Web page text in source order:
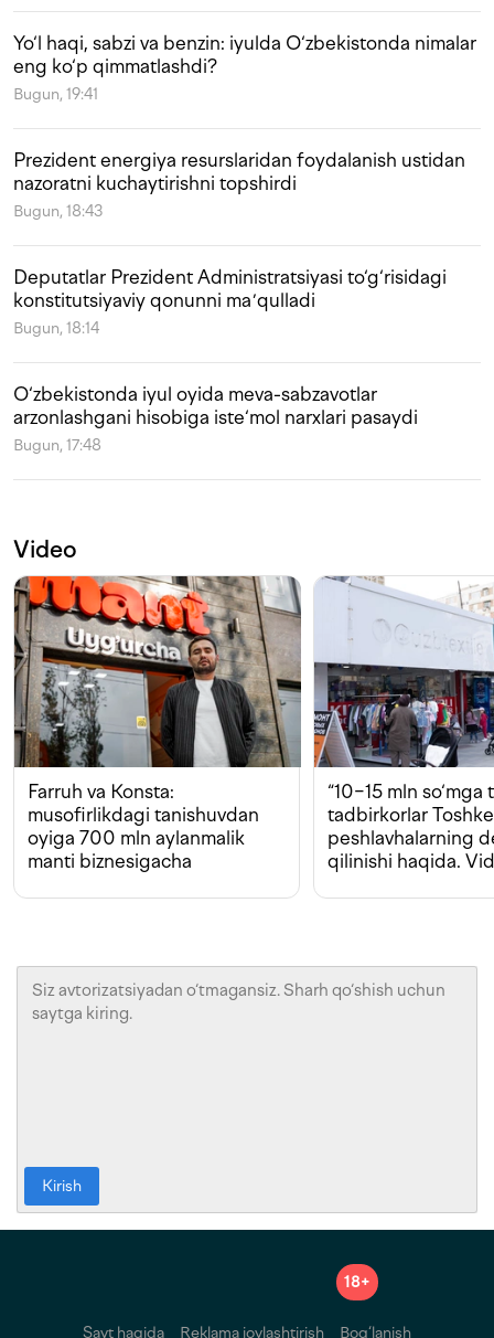
Yo‘l haqi, sabzi va benzin: iyulda O‘zbekistonda nimalar
eng ko‘p qimmatlashdi?
Bugun, 19:41
Prezident energiya resurslaridan foydalanish ustidan
nazoratni kuchaytirishni topshirdi
Bugun, 18:43
Deputatlar Prezident Administratsiyasi to‘g‘risidagi
konstitutsiyaviy qonunni maʼqulladi
Bugun, 18:14
O‘zbekistonda iyul oyida meva-sabzavotlar
arzonlashgani hisobiga iste‘mol narxlari pasaydi
Bugun, 17:48
Video
Farruh va Konsta:
musofirlikdagi tanishuvdan
oyiga 700 mln aylanmalik
manti biznesigacha
“10−15 mln so‘mga
tadbirkorlar
peshlavhalarning
qilinishi haqida.
Kirish
18+
Sayt haqida Reklama joylashtirish Bog‘lanish